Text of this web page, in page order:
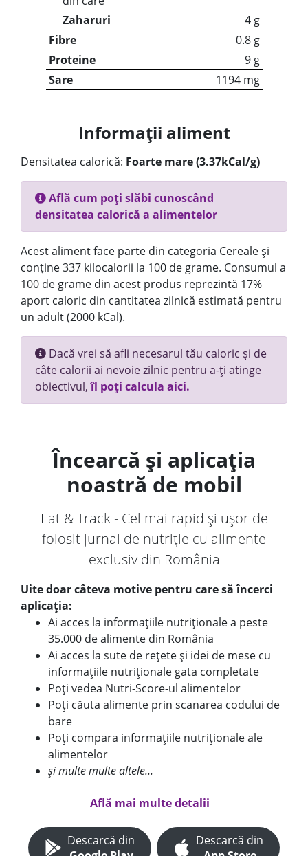
Zaharuri
4 g
Fibre
0.8 g
Proteine
9 g
Sare
1194 mg
Informații aliment
Densitatea calorică: Foarte mare (3.37kCal/g)
Află cum poți slăbi cunoscând
densitatea calorică a alimentelor
Acest aliment face parte din categoria Cereale și
conține 337 kilocalorii la 100 de grame. Consumul a
100 de grame din acest produs reprezintă 17%
aport caloric din cantitatea zilnică estimată pentru
un adult (2000 kCal).
Dacă vrei să afli necesarul tău caloric și de
câte calorii ai nevoie zilnic pentru a-ți atinge
obiectivul,îl poți calcula aici.
Încearcă și aplicația
noastră de mobil
Eat & Track - Cel mai rapid și ușor de
folosit jurnal de nutriție cu alimente
exclusiv din România
Uite doar câteva motive pentru care să încerci
aplicația:
Ai acces la informațiile nutriționale a peste
35.000 de alimente din România
Ai acces la sute de rețete și idei de mese cu
informațiile nutriționale gata completate
Poți vedea Nutri-Score-ul alimentelor
Poți căuta alimente prin scanarea codului de
bare
Poți compara informațiile nutriționale ale
alimentelor
și multe multe altele...
Află mai multe detalii
Descarcă din
Descarcă din